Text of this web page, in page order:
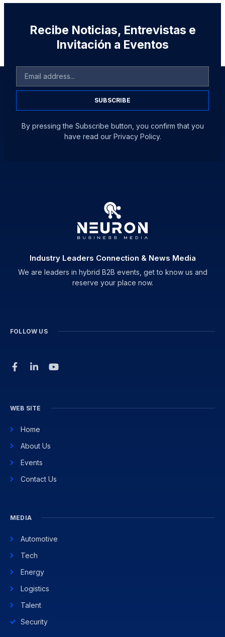
Recibe Noticias, Entrevistas e
Invitación a Eventos
SUBSCRIBE
By pressing the Subscribe button, you confirm that you
have read our Privacy Policy.
Industry Leaders Connection & News Media
We are leaders in hybrid B2B events, get to know us and
reserve your place now.
FOLLOW US
WEB SITE
Home
About Us
Events
Contact Us
MEDIA
Automotive
Tech
Energy
Logistics
Talent
Security